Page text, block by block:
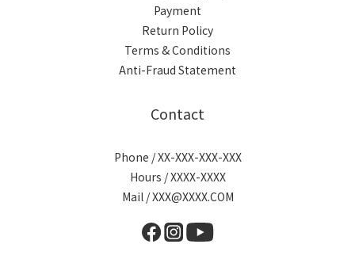
Payment
Return Policy
Terms & Conditions
Anti-Fraud Statement
Contact
Phone / XX-XXX-XXX-XXX
Hours / XXXX-XXXX
Mail / XXX@XXXX.COM